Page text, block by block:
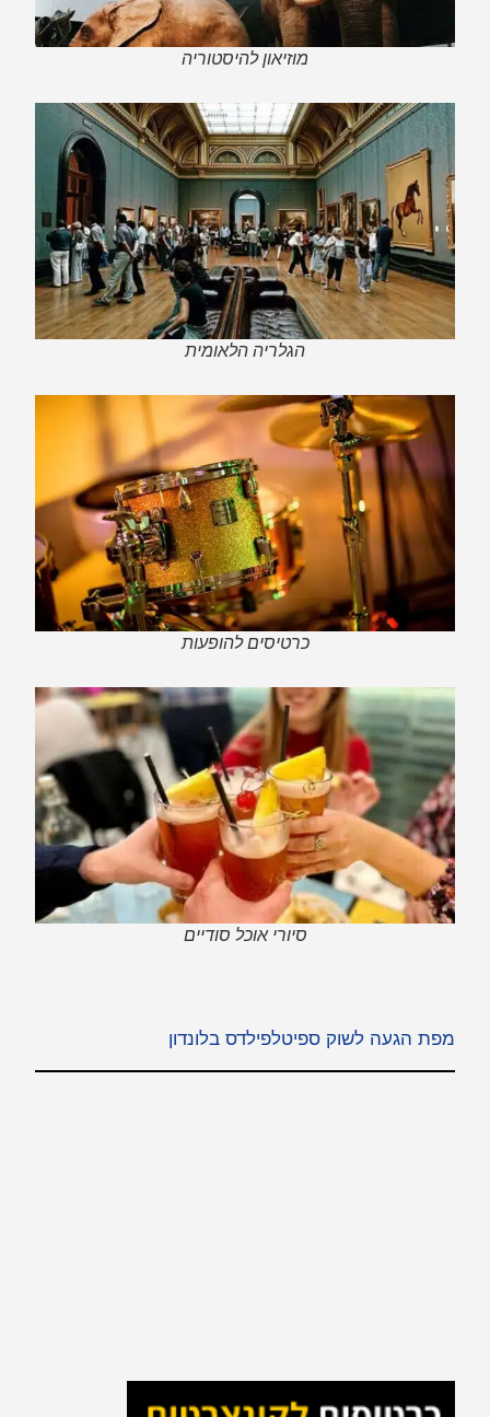
מוזיאון להיסטוריה
הגלריה הלאומית
כרטיסים להופעות
סיורי אוכל סודיים
מפת הגעה לשוק ספיטלפילדס בלונדון